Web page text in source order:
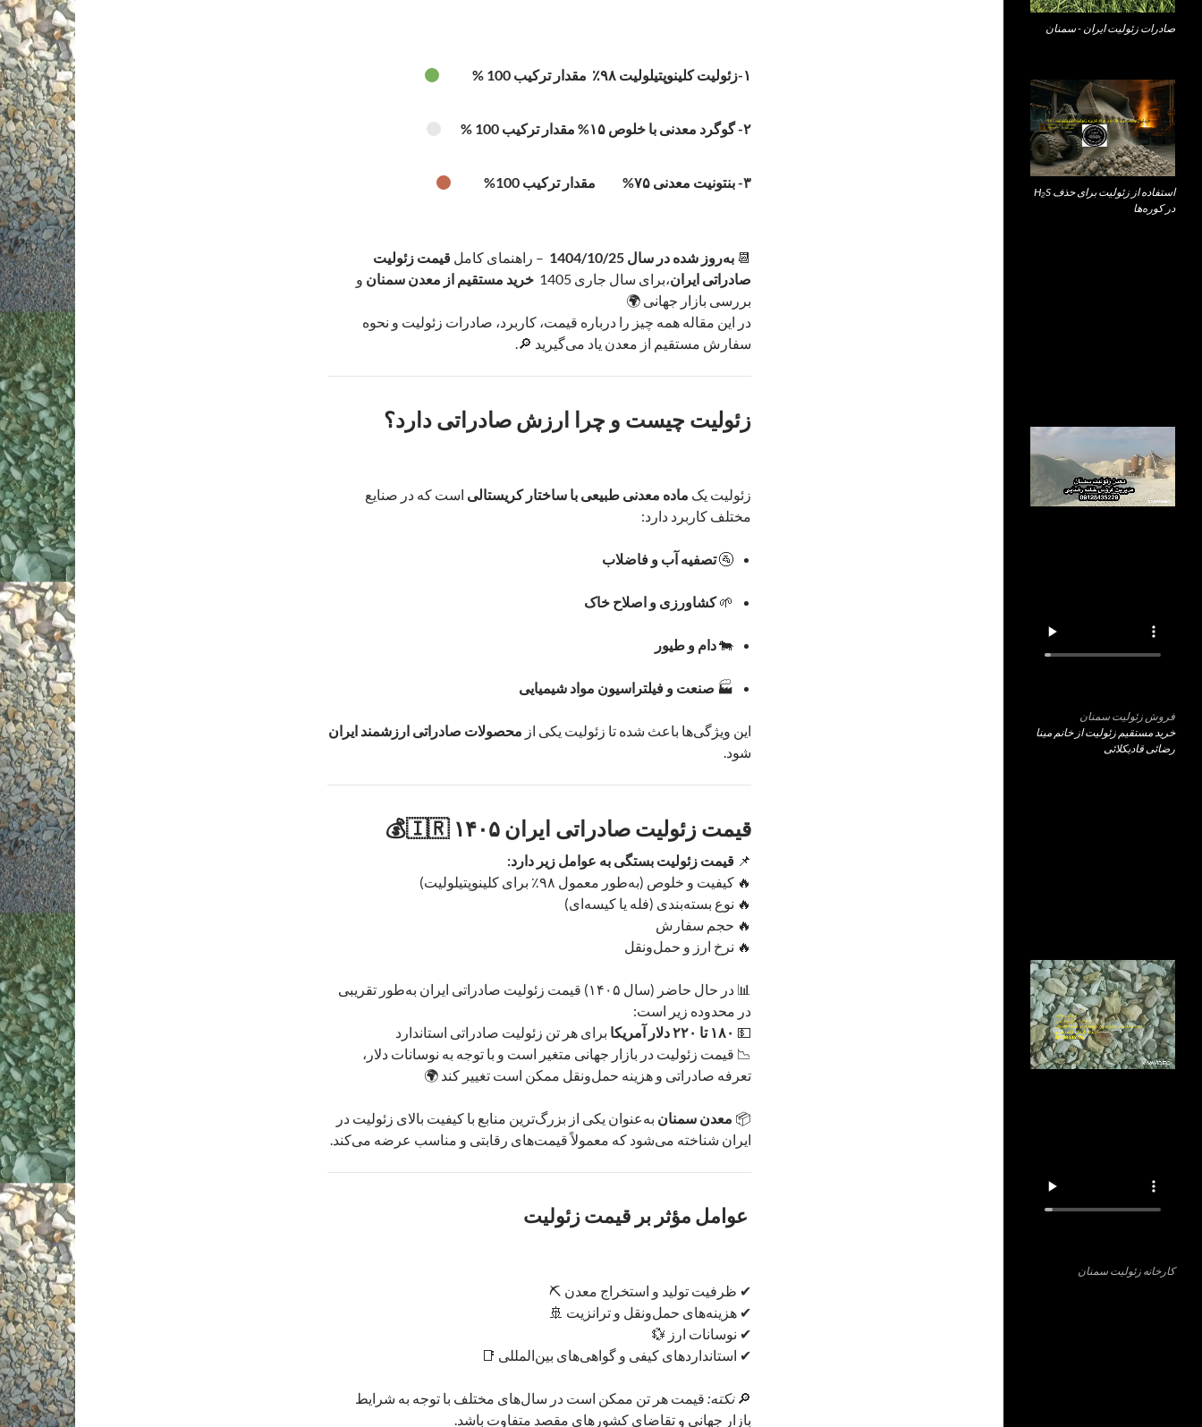
۱-زئولیت کلینوپتیلولیت ۹۸٪ مقدار ترکیب 100 %
۲- گوگرد معدنی با خلوص ۱۵% مقدار ترکیب 100 %
۳- بنتونیت معدنی ۷۵% مقدار ترکیب 100%
📆 به‌روز شده در سال 1404/10/25 – راهنمای کامل قیمت زئولیت
صادراتی ایران،برای سال جاری 1405 خرید مستقیم از معدن سمنان و
بررسی بازار جهانی 🌍
در این مقاله همه چیز را درباره قیمت، کاربرد، صادرات زئولیت و نحوه
سفارش مستقیم از معدن یاد می‌گیرید 🔎.
زئولیت چیست و چرا ارزش صادراتی دارد؟
زئولیت یک ماده معدنی طبیعی با ساختار کریستالی است که در صنایع
مختلف کاربرد دارد:
🚰تصفیه آب و فاضلاب
🌱کشاورزی و اصلاح خاک
🐄دام و طیور
🏭 صنعت و فیلتراسیون مواد شیمیایی
این ویژگی‌ها باعث شده تا زئولیت یکی از محصولات صادراتی ارزشمند ایران
شود.
قیمت زئولیت صادراتی ایران ۱۴۰۵ 🇮🇷💰
📌 قیمت زئولیت بستگی به عوامل زیر دارد:
🔥 کیفیت و خلوص (به‌طور معمول ۹۸٪ برای کلینوپتیلولیت)
🔥 نوع بسته‌بندی (فله یا کیسه‌ای)
🔥 حجم سفارش
🔥 نرخ ارز و حمل‌ونقل
📊 در حال حاضر (سال ۱۴۰۵) قیمت زئولیت صادراتی ایران به‌طور تقریبی
در محدوده زیر است:
💵 ۱۸۰ تا ۲۲۰ دلار آمریکا
برای هر تن زئولیت صادراتی استاندارد
📉 قیمت زئولیت در بازار جهانی متغیر است و با توجه به نوسانات دلار،
تعرفه‌ صادراتی و هزینه حمل‌ونقل ممکن است تغییر کند 🌍
📦 معدن سمنان به‌عنوان یکی از بزرگ‌ترین منابع با کیفیت بالای زئولیت در
ایران شناخته می‌شود که معمولاً قیمت‌های رقابتی و مناسب عرضه می‌کند.
عوامل مؤثر بر قیمت زئولیت
✔ ظرفیت تولید و استخراج معدن ⛏️
✔ هزینه‌های حمل‌ونقل و ترانزیت 🚢
✔ نوسانات ارز 💱
✔ استانداردهای کیفی و گواهی‌های بین‌المللی 📑
🔎نکته: قیمت هر تن ممکن است در سال‌های مختلف با توجه به شرایط
بازار جهانی و تقاضای کشورهای مقصد متفاوت باشد.
صادرات زئولیت ایران - سمنان
استفاده از زئولیت برای حذف H₂S
در کوره‌ها
فروش زئولیت سمنان
خرید مستقیم زئولیت از خانم مینا
رضائی قادیکلائی
کارخانه زئولیت سمنان